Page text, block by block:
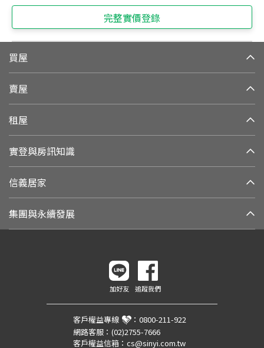
完整實價登錄
買屋
賣屋
租屋
實登與房訊知識
信義居家
集團與永續發展
加好友 追蹤我們
客戶權益專線 ： 0800-211-922
網路客服： (02)2755-7666
客戶權益信箱： cs@sinyi.com.tw